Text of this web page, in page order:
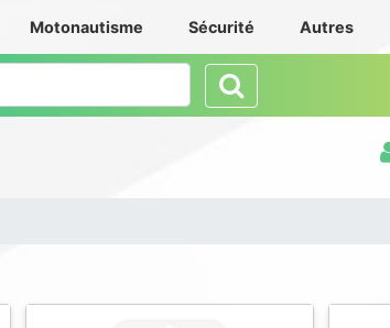
Motonautisme Sécurité Autres